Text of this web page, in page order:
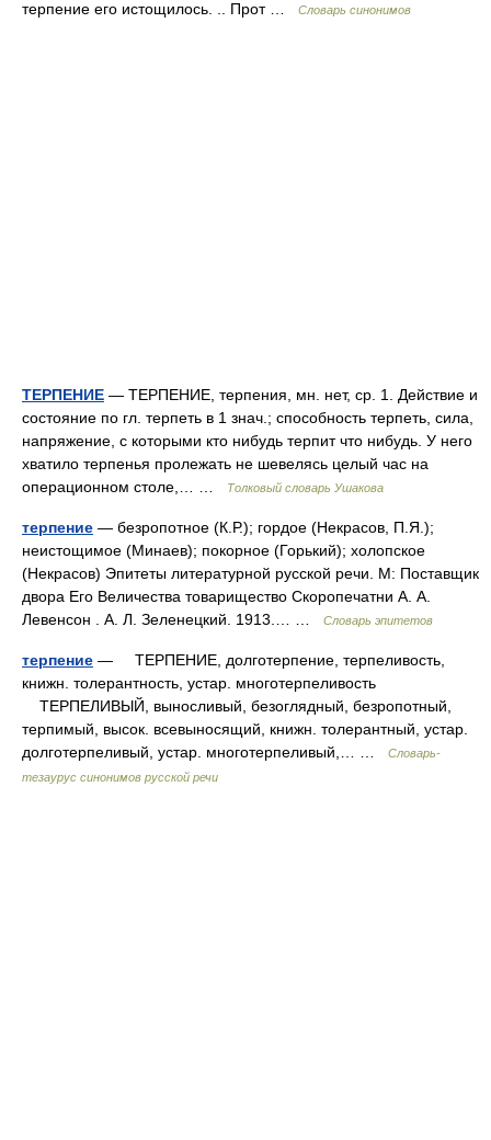
терпение его истощилось. .. Прот … Словарь синонимов
ТЕРПЕНИЕ — ТЕРПЕНИЕ, терпения, мн. нет, ср. 1. Действие и
состояние по гл. терпеть в 1 знач.; способность терпеть, сила,
напряжение, с которыми кто нибудь терпит что нибудь. У него
хватило терпенья пролежать не шевелясь целый час на
операционном столе,… …
Толковый словарь Ушакова
терпение — безропотное (К.Р.); гордое (Некрасов, П.Я.);
неистощимое (Минаев); покорное (Горький); холопское
(Некрасов) Эпитеты литературной русской речи. М: Поставщик
двора Его Величества товарищество Скоропечатни А. А.
Левенсон . А. Л. Зеленецкий. 1913.… …
Словарь эпитетов
терпение — ТЕРПЕНИЕ, долготерпение, терпеливость,
книжн. толерантность, устар. многотерпеливость
ТЕРПЕЛИВЫЙ, выносливый, безоглядный, безропотный,
терпимый, высок. всевыносящий, книжн. толерантный, устар.
долготерпеливый, устар. многотерпеливый,… …
Словарь-
тезаурус синонимов русской речи